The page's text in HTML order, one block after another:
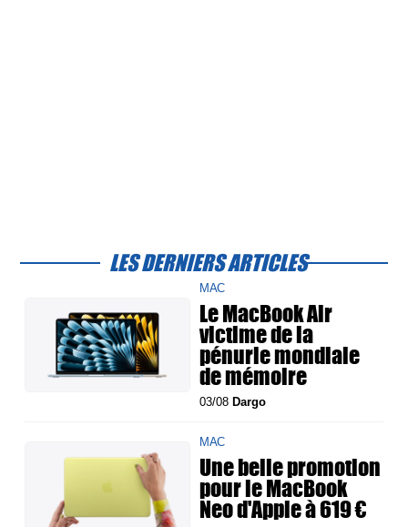
LES DERNIERS ARTICLES
MAC
Le MacBook Air
victime de la
pénurie mondiale
de mémoire
03/08 Dargo
MAC
Une belle promotion
pour le MacBook
Neo d'Apple à 619 €